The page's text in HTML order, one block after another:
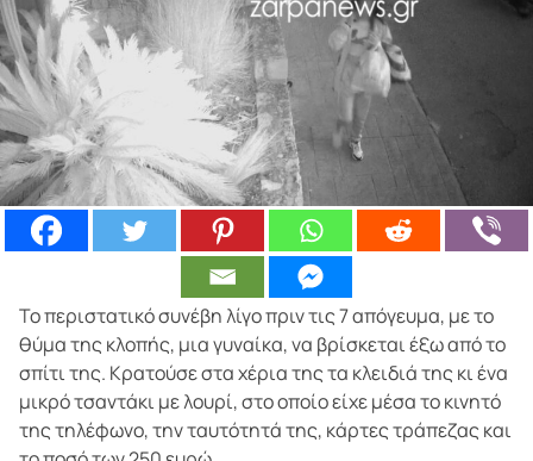
Το περιστατικό συνέβη λίγο πριν τις 7 απόγευμα, με το
θύμα της κλοπής, μια γυναίκα, να βρίσκεται έξω από το
σπίτι της. Κρατούσε στα χέρια της τα κλειδιά της κι ένα
μικρό τσαντάκι με λουρί, στο οποίο είχε μέσα το κινητό
της τηλέφωνο, την ταυτότητά της, κάρτες τράπεζας και